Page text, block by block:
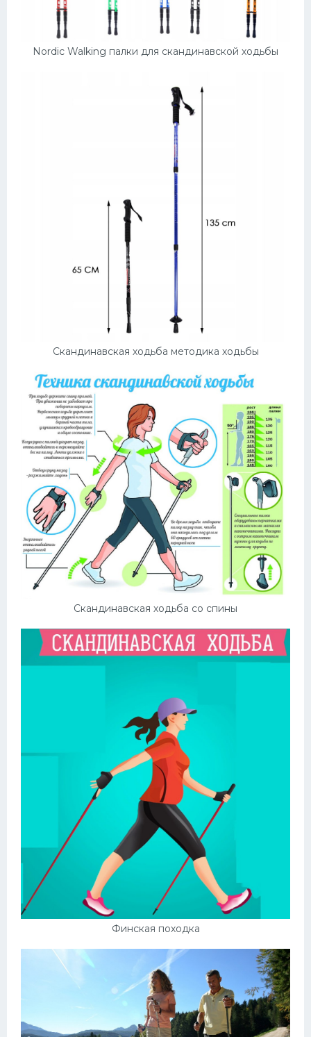
Nordic Walking палки для скандинавской ходьбы
Скандинавская ходьба методика ходьбы
Скандинавская ходьба со спины
Финская походка